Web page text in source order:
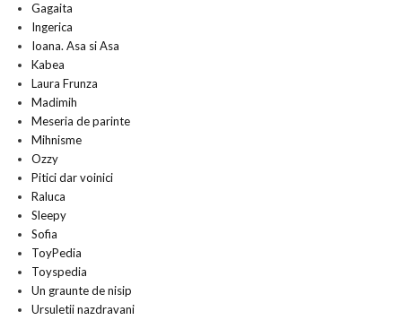
Gagaita
Ingerica
Ioana. Asa si Asa
Kabea
Laura Frunza
Madimih
Meseria de parinte
Mihnisme
Ozzy
Pitici dar voinici
Raluca
Sleepy
Sofia
ToyPedia
Toyspedia
Un graunte de nisip
Ursuletii nazdravani